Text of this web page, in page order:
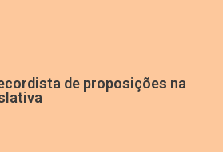
de proposições na